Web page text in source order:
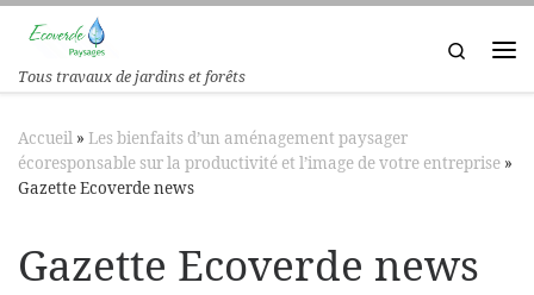
Passer au contenu
Tous travaux de jardins et forêts
Search
Accueil » Les bienfaits d’un aménagement paysager
écoresponsable sur la productivité et l’image de votre entreprise »
Gazette Ecoverde news
Gazette Ecoverde news